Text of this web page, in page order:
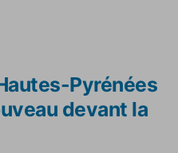
:
Pyrénées
devant la